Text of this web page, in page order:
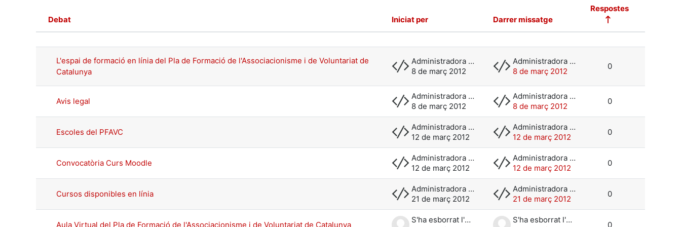
Estat
Debat Iniciat per Darrer missatge
Respostes
Accions
L'espai de formació en línia del Pla de Formació de l'Associacionisme i de Voluntariat de
Catalunya
Administradora Moodle
8 de març 2012
Administradora Moodle
8 de març 2012
0
Avis legal
Administradora Moodle
8 de març 2012
Administradora Moodle
8 de març 2012
0
Escoles del PFAVC
Administradora Moodle
12 de març 2012
Administradora Moodle
12 de març 2012
0
Convocatòria Curs Moodle
Administradora Moodle
12 de març 2012
Administradora Moodle
12 de març 2012
0
Cursos disponibles en línia
Administradora Moodle
21 de març 2012
Administradora Moodle
21 de març 2012
0
Aula Virtual del Pla de Formació de l'Associacionisme i de Voluntariat de Catalunya
S'ha esborrat l'usuari
S'ha esborrat l'usuari
0